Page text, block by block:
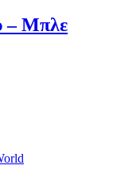
– Μπλε